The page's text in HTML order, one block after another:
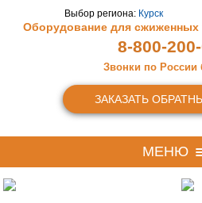
Выбор региона: Курск
Оборудование для сжиженных
8-800-
Звонки по России
ЗАКАЗАТЬ
МЕНЮ